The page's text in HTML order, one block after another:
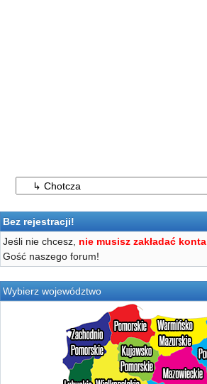
Bez rejestracji!
Jeśli nie chcesz, nie musisz zakładać konta
Gość naszego forum!
Wybierz województwo